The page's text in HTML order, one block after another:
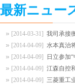
最新ニュー
[2014-03-31] 我司承接
[2014-04-09] 水本真治
[2014-04-09]
日立参加
[2014-04-09] 江森自控
[2014-04-09] 三菱重工